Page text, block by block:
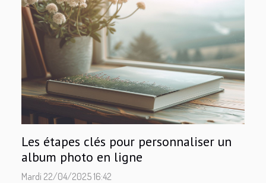
Les étapes clés pour personnaliser un
album photo en ligne
Mardi 22/04/2025 16:42